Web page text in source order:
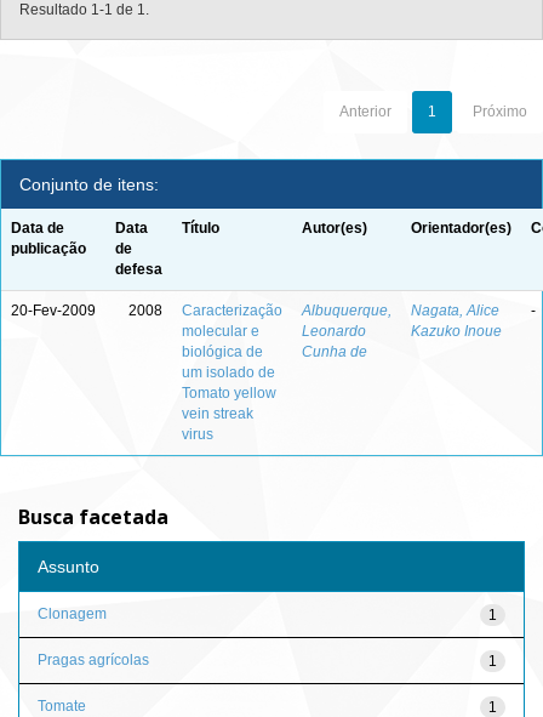
Resultado 1-1 de 1.
Anterior 1 Próximo
Conjunto de itens:
Data de
publicação
Data
de
defesa
Título Autor(es) Orientador(es)
20-Fev-2009 2008
Caracterização
molecular e
biológica de
um isolado de
Tomato yellow
vein streak
virus
Albuquerque,
Leonardo
Cunha de
Nagata, Alice
Kazuko Inoue
-
Busca facetada
Assunto
1
Clonagem
1
Pragas agrícolas
1
Tomate